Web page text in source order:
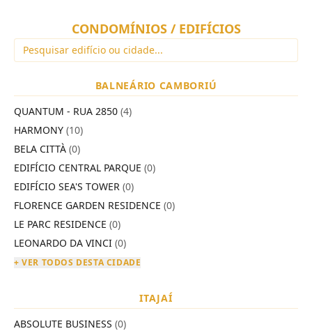
CONDOMÍNIOS / EDIFÍCIOS
BALNEÁRIO CAMBORIÚ
QUANTUM - RUA 2850 (4)
HARMONY (10)
BELA CITTÀ (0)
EDIFÍCIO CENTRAL PARQUE (0)
EDIFÍCIO SEA'S TOWER (0)
FLORENCE GARDEN RESIDENCE (0)
LE PARC RESIDENCE (0)
LEONARDO DA VINCI (0)
+ VER TODOS DESTA CIDADE
ITAJAÍ
ABSOLUTE BUSINESS (0)